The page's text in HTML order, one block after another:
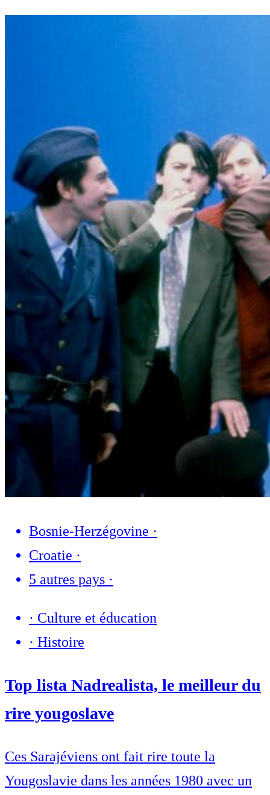
Bosnie-Herzégovine ·
Croatie ·
5 autres pays ·
· Culture et éducation
· Histoire
Top lista Nadrealista, le meilleur du
rire yougoslave
Ces Sarajéviens ont fait rire toute la
Yougoslavie dans les années 1980 avec un